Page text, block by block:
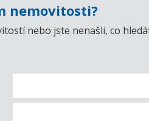
nemovitosti?
nebo jste nenašli, co